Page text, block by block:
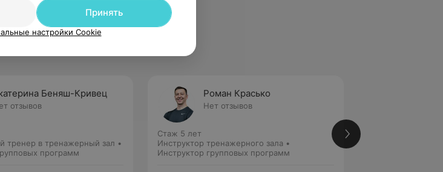
Беняш-Кривец
отзывов
тренер в тренажерный зал •
программ
Роман Красько
Нет отзывов
Стаж 5 лет
Инструктор тренажерного зала •
Инструктор групповых программ
Принять
настройки Cookie